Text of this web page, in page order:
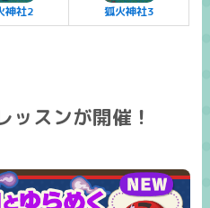
神社2 狐火神社3
ッスンが開催！